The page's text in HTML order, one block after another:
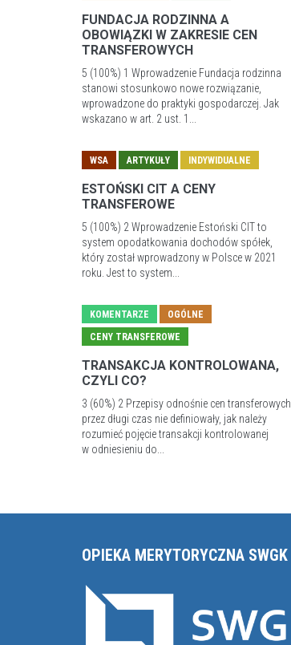
FUNDACJA RODZINNA A
OBOWIĄZKI W ZAKRESIE CEN
TRANSFEROWYCH
5 (100%) 1 Wprowadzenie Fundacja rodzinna
stanowi stosunkowo nowe rozwiązanie,
wprowadzone do praktyki gospodarczej. Jak
wskazano w art. 2 ust. 1...
WSA ARTYKUŁY INDYWIDUALNE
ESTOŃSKI CIT A CENY
TRANSFEROWE
5 (100%) 2 Wprowadzenie Estoński CIT to
system opodatkowania dochodów spółek,
który został wprowadzony w Polsce w 2021
roku. Jest to system...
KOMENTARZE
OGÓLNE
CENY TRANSFEROWE
TRANSAKCJA KONTROLOWANA,
CZYLI CO?
3 (60%) 2 Przepisy odnośnie cen transferowych
przez długi czas nie definiowały, jak należy
rozumieć pojęcie transakcji kontrolowanej
w odniesieniu do...
OPIEKA MERYTORYCZNA SWGK